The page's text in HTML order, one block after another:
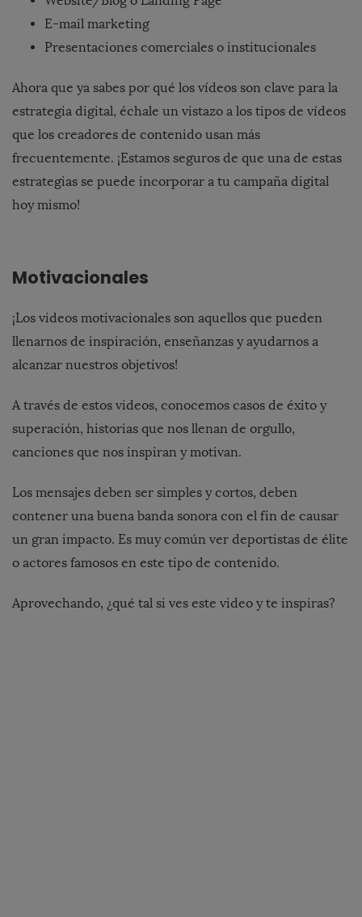
E-mail marketing
Presentaciones comerciales o institucionales
Ahora que ya sabes por qué los vídeos son clave para la
estrategia digital, échale un vistazo a los tipos de vídeos
que los creadores de contenido usan más
frecuentemente. ¡Estamos seguros de que una de estas
estrategias se puede incorporar a tu campaña digital
hoy mismo!
Motivacionales
¡Los videos motivacionales son aquellos que pueden
llenarnos de inspiración, enseñanzas y ayudarnos a
alcanzar nuestros objetivos!
A través de estos videos, conocemos casos de éxito y
superación, historias que nos llenan de orgullo,
canciones que nos inspiran y motivan.
Los mensajes deben ser simples y cortos, deben
contener una buena banda sonora con el fin de causar
un gran impacto. Es muy común ver deportistas de élite
o actores famosos en este tipo de contenido.
Aprovechando, ¿qué tal si ves este video y te inspiras?